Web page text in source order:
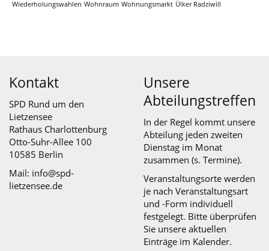
Wiederholungswahlen Wohnraum Wohnungsmarkt Ülker Radziwill
Kontakt
SPD Rund um den
Lietzensee
Rathaus Charlottenburg
Otto-Suhr-Allee 100
10585 Berlin
Mail: info@spd-
lietzensee.de
Unsere
Abteilungstreffen
In der Regel kommt unsere
Abteilung jeden zweiten
Dienstag im Monat
zusammen (s. Termine).
Veranstaltungsorte werden
je nach Veranstaltungsart
und -Form individuell
festgelegt. Bitte überprüfen
Sie unsere aktuellen
Einträge im Kalender.